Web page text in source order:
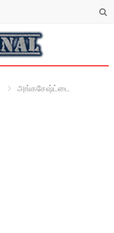
அங்கசேஷ்ட்டை